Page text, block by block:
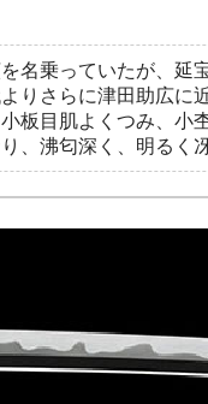
名乗っていたが、延
りさらに津田助広に
板目肌よくつみ、小
、沸匂深く、明るく